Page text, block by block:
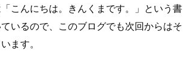
こんにちは。きんくまです。」という書
いるので、このブログでも次回からはそ
ます。